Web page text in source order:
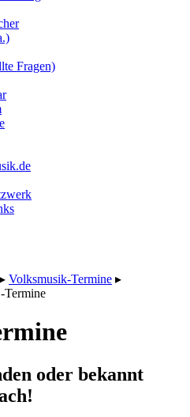
Fragen)
▸ Volksmusik-Termine ▸
Termine
oder bekannt